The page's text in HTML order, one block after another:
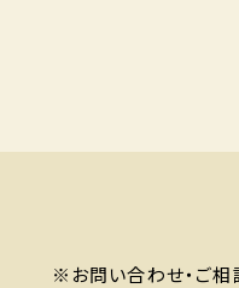
※お問い合わせ・ご相